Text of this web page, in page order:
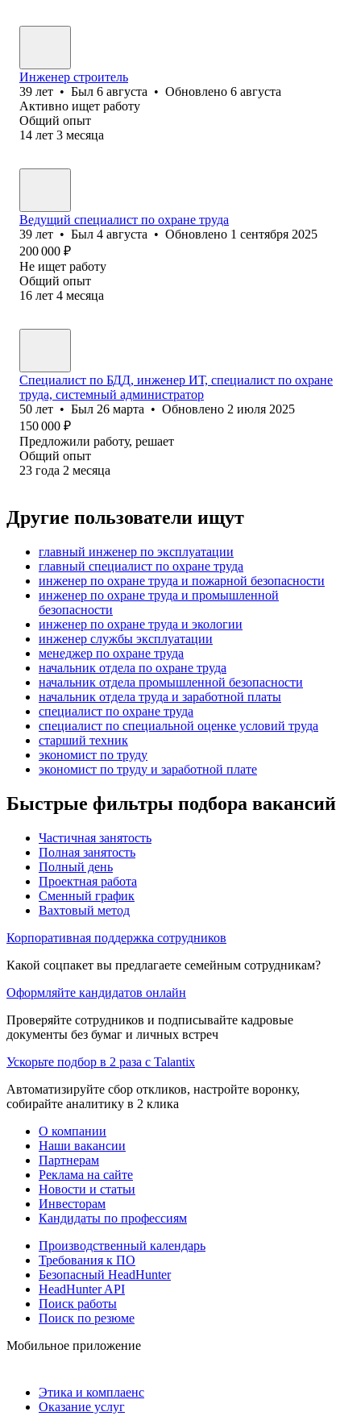
Инженер строитель
39 лет • Был 6 августа • Обновлено 6 августа
Активно ищет работу
Общий опыт
14 лет 3 месяца
Ведущий специалист по охране труда
39 лет • Был 4 августа • Обновлено 1 сентября 2025
200 000 ₽
Не ищет работу
Общий опыт
16 лет 4 месяца
Специалист по БДД, инженер ИТ, специалист по охране
труда, системный администратор
50 лет • Был 26 марта • Обновлено 2 июля 2025
150 000 ₽
Предложили работу, решает
Общий опыт
23 года 2 месяца
Другие пользователи ищут
главный инженер по эксплуатации
главный специалист по охране труда
инженер по охране труда и пожарной безопасности
инженер по охране труда и промышленной
безопасности
инженер по охране труда и экологии
инженер службы эксплуатации
менеджер по охране труда
начальник отдела по охране труда
начальник отдела промышленной безопасности
начальник отдела труда и заработной платы
специалист по охране труда
специалист по специальной оценке условий труда
старший техник
экономист по труду
экономист по труду и заработной плате
Быстрые фильтры подбора вакансий
Частичная занятость
Полная занятость
Полный день
Проектная работа
Сменный график
Вахтовый метод
Корпоративная поддержка сотрудников
Какой соцпакет вы предлагаете семейным сотрудникам?
Оформляйте кандидатов онлайн
Проверяйте сотрудников и подписывайте кадровые
документы без бумаг и личных встреч
Ускорьте подбор в 2 раза с Talantix
Автоматизируйте сбор откликов, настройте воронку,
собирайте аналитику в 2 клика
О компании
Наши вакансии
Партнерам
Реклама на сайте
Новости и статьи
Инвесторам
Кандидаты по профессиям
Производственный календарь
Требования к ПО
Безопасный HeadHunter
HeadHunter API
Поиск работы
Поиск по резюме
Мобильное приложение
Этика и комплаенс
Оказание услуг